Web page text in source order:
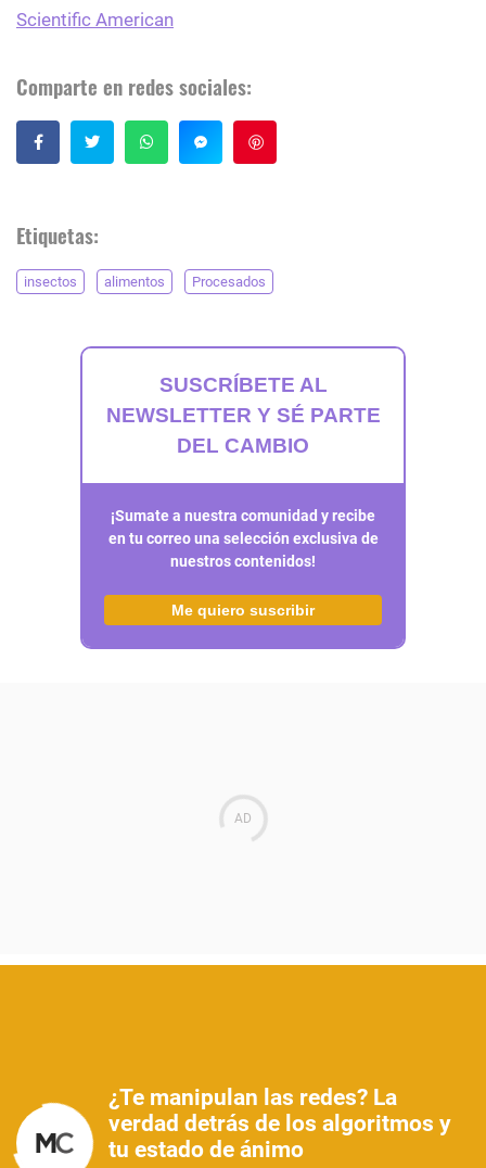
Scientific American
Comparte en redes sociales:
Etiquetas:
insectos alimentos Procesados
SUSCRÍBETE AL
NEWSLETTER Y SÉ PARTE
DEL CAMBIO
¡Sumate a nuestra comunidad y recibe
en tu correo una selección exclusiva de
nuestros contenidos!
Me quiero suscribir
¿Te manipulan las redes? La
verdad detrás de los algoritmos y
tu estado de ánimo